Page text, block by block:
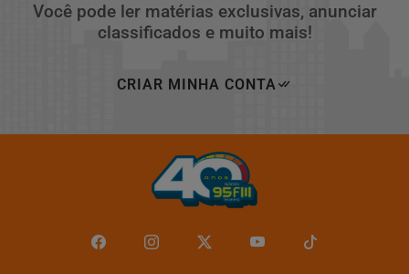
Você pode ler matérias exclusivas, anunciar
classificados e muito mais!
CRIAR MINHA CONTA